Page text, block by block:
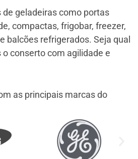
geladeiras como portas
compactas, frigobar, freezer,
e balcões refrigerados. Seja qual
conserto com agilidade e
as principais marcas do